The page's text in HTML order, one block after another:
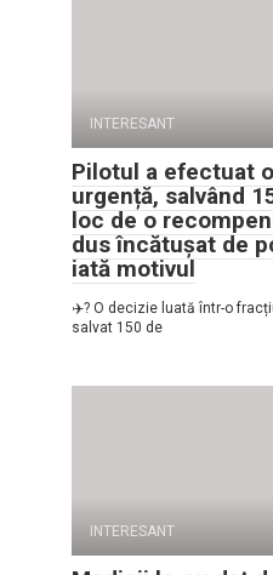
INTERESANT
Pilotul a efectuat
urgență, salvând
loc de o
dus încătușat de
iată motivul
✈️? O decizie luată într-o
salvat 150 de
INTERESANT